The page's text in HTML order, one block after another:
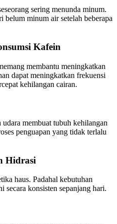
sering menunda minum.
belum minum air setelah beberapa
Kafein
membantu meningkatkan
dapat meningkatkan frekuensi
kehilangan cairan.
membuat tubuh kehilangan
penguapan yang tidak terlalu
Hidrasi
haus. Padahal kebutuhan
secara konsisten sepanjang hari.